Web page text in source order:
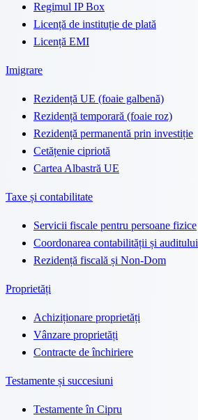
Regimul IP Box
Licență de instituție de plată
Licență EMI
Imigrare
Rezidență UE (foaie galbenă)
Rezidență temporară (foaie roz)
Rezidență permanentă prin investiție
Cetățenie cipriotă
Cartea Albastră UE
Taxe și contabilitate
Servicii fiscale pentru persoane fizice
Coordonarea contabilității și auditului
Rezidență fiscală și Non-Dom
Proprietăți
Achiziționare proprietăți
Vânzare proprietăți
Contracte de închiriere
Testamente și succesiuni
Testamente în Cipru